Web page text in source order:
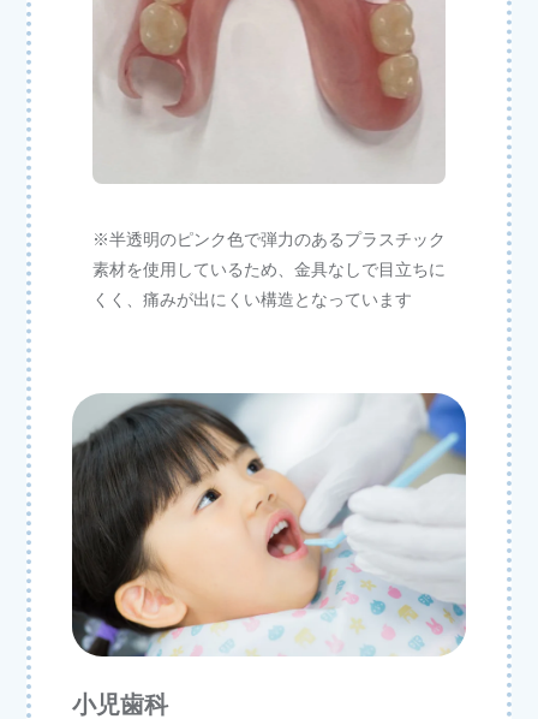
※半透明のピンク色で弾力のあるプラスチック
素材を使用しているため、金具なしで目立ちに
くく、痛みが出にくい構造となっています
小児歯科